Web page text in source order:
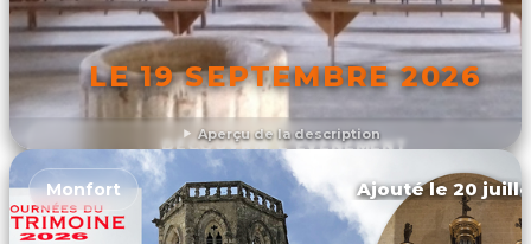
Aperçu de la description
LE 19 SEPTEMBRE 2026
DÉCOUVRIR L'ÉVÉNEMENT
Monfort Ajouté le 20